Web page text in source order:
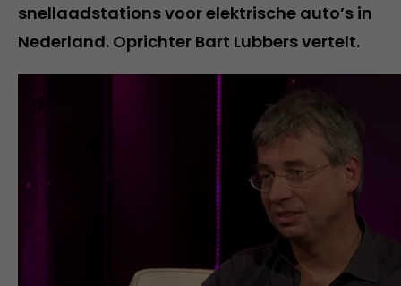
snellaadstations voor elektrische auto’s in
Nederland. Oprichter Bart Lubbers vertelt.